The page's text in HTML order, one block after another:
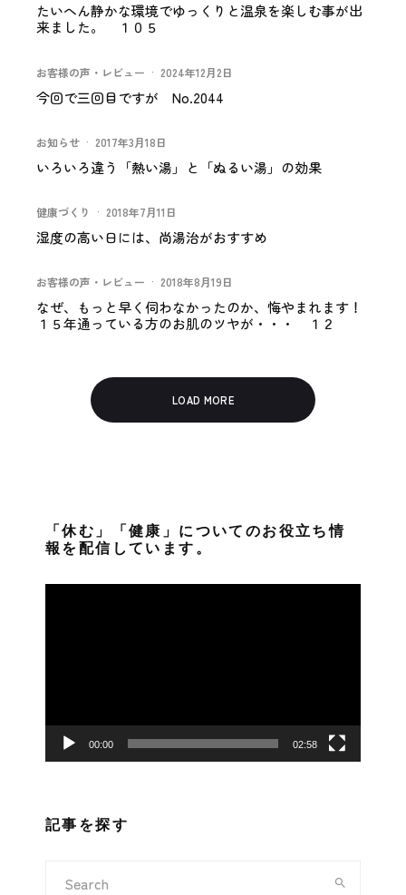
たいへん静かな環境でゆっくりと温泉を楽しむ事が出
来ました。 １０５
お客様の声・レビュー · 2024年12月2日
今回で三回目ですが No.2044
お知らせ · 2017年3月18日
いろいろ違う「熱い湯」と「ぬるい湯」の効果
健康づくり · 2018年7月11日
湿度の高い日には、尚湯治がおすすめ
お客様の声・レビュー · 2018年8月19日
なぜ、もっと早く伺わなかったのか、悔やまれます！
１５年通っている方のお肌のツヤが・・・ １２
LOAD MORE
「休む」「健康」についてのお役立ち情
報を配信しています。
ー
00:00 02:58
記事を探す